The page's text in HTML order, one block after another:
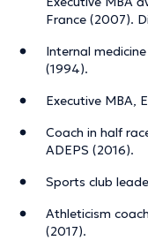
France (2007).
Internal
(1994).
Executive MBA,
Coach in half
ADEPS (2016).
Sports club
Athleticism
(2017).